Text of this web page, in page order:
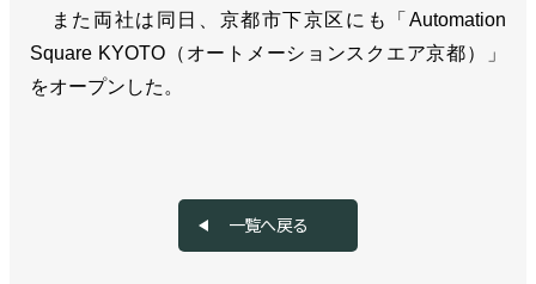
また両社は同日、京都市下京区にも「Automation
Square KYOTO（オートメーションスクエア京都）」
をオープンした。
一覧へ戻る